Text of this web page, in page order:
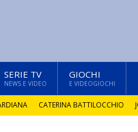
SERIE TV
NEWS E VIDEO
GIOCHI
E VIDEOGIOCHI
CATERINA BATTILOCCHIO